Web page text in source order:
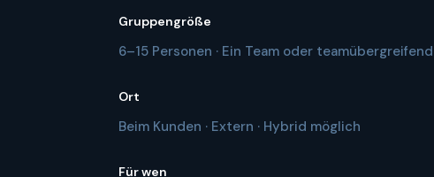
Gruppengröße
6–15 Personen · Ein Team oder teamübergreifend
Ort
Beim Kunden · Extern · Hybrid möglich
Für wen